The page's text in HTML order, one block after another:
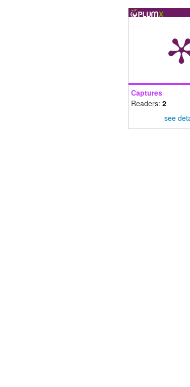
Captures
Readers: 2
see